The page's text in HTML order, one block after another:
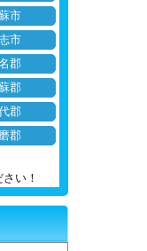
市
市
郡
郡
郡
郡
い！